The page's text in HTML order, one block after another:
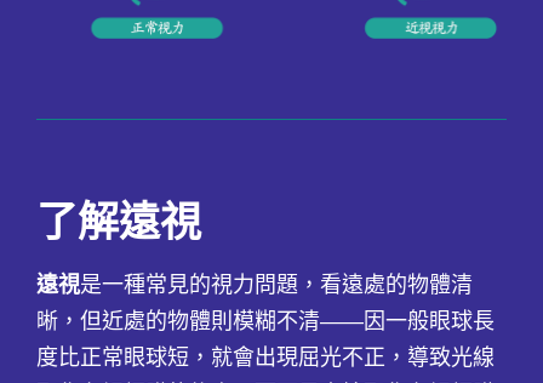
了解遠視
遠視是一種常見的視力問題，看遠處的物體清
晰，但近處的物體則模糊不清——因一般眼球長
度比正常眼球短，就會出現屈光不正，導致光線